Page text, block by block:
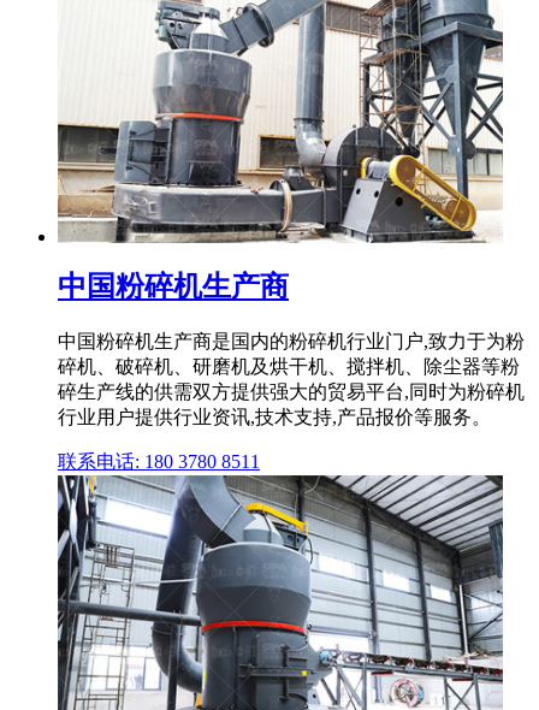
中国粉碎机生产商
中国粉碎机生产商是国内的粉碎机行业门户,致力于为粉
碎机、破碎机、研磨机及烘干机、搅拌机、除尘器等粉
碎生产线的供需双方提供强大的贸易平台,同时为粉碎机
行业用户提供行业资讯,技术支持,产品报价等服务。
联系电话: 180 3780 8511